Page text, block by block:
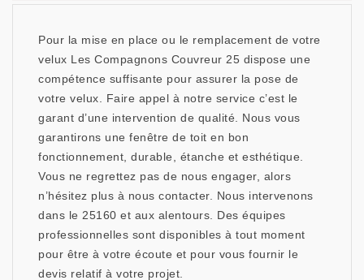
Pour la mise en place ou le remplacement de votre
velux Les Compagnons Couvreur 25 dispose une
compétence suffisante pour assurer la pose de
votre velux. Faire appel à notre service c’est le
garant d’une intervention de qualité. Nous vous
garantirons une fenêtre de toit en bon
fonctionnement, durable, étanche et esthétique.
Vous ne regrettez pas de nous engager, alors
n’hésitez plus à nous contacter. Nous intervenons
dans le 25160 et aux alentours. Des équipes
professionnelles sont disponibles à tout moment
pour être à votre écoute et pour vous fournir le
devis relatif à votre projet.